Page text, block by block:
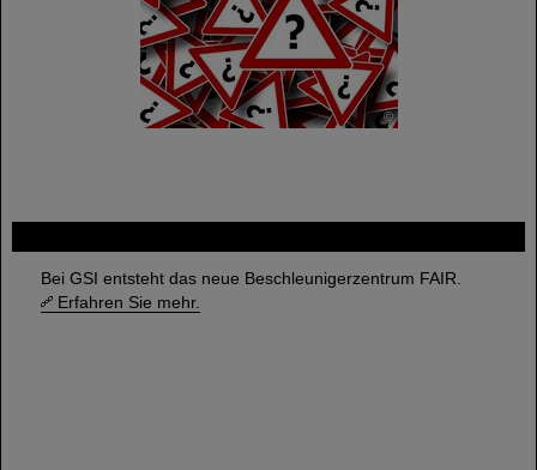
Bei GSI entsteht das neue Beschleunigerzentrum FAIR.
Erfahren Sie mehr.
©